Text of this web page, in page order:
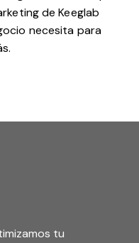
de Keeglab
necesita para
tu